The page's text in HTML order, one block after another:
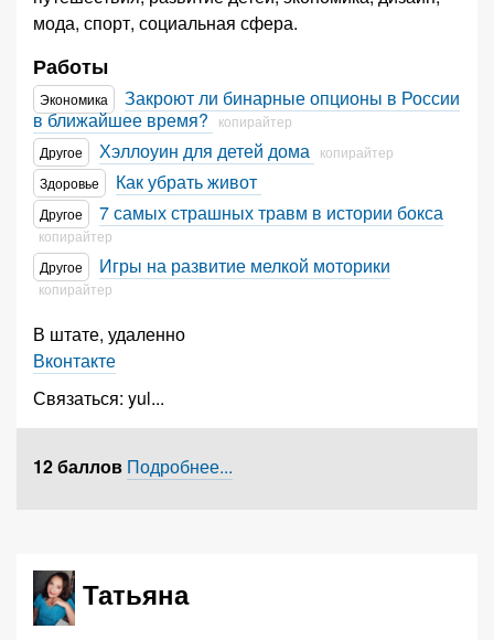
мода, спорт, социальная сфера.
Работы
Экономика
Закроют ли бинарные опционы в России
в ближайшее время? копирайтер
Другое
Хэллоуин для детей дома копирайтер
Здоровье
Как убрать живот
Другое 7 самых страшных травм в истории бокса
копирайтер
Другое
Игры на развитие мелкой моторики
копирайтер
В штате, удаленно
Вконтакте
Связаться: yul...
12 баллов Подробнее...
Татьяна